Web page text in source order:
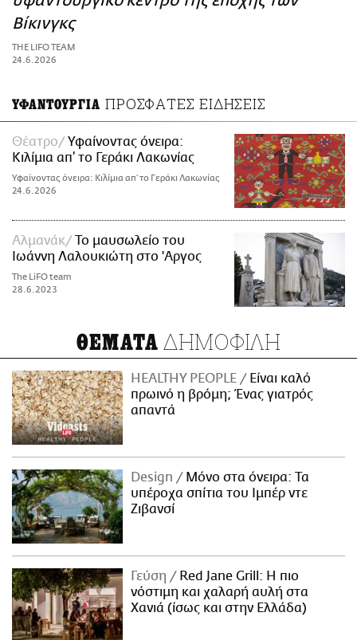
ΑΜΠΑ
PRINT
Βίκινγκς
THE LIFO TEAM
24.6.2026
ΥΦΑΝΤΟΥΡΓΙΑ ΠΡΟΣΦΑΤΕΣ ΕΙΔΗΣΕΙΣ
Θέατρο
Υφαίνοντας όνειρα:
Κιλίμια απ’ το Γεράκι Λακωνίας
Υφαίνοντας όνειρα: Κιλίμια απ’ το Γεράκι Λακωνίας
24.6.2026
Αλμανάκ
Το μαυσωλείο του
Ιωάννη Λαλουκιώτη στο 'Αργος
The LiFO team
28.6.2023
ΘΕΜΑΤΑ ΔΗΜΟΦΙΛΗ
HEALTHY PEOPLE
Είναι καλό
πρωινό η βρόμη; Ένας γιατρός
απαντά
Design
Μόνο στα όνειρα: Τα
υπέροχα σπίτια του Ιμπέρ ντε
Ζιβανσί
Γεύση
Red Jane Grill: Η πιο
νόστιμη και χαλαρή αυλή στα
Χανιά (ίσως και στην Ελλάδα)